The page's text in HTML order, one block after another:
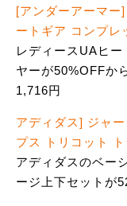
[アンダーアーマー
ートギア コンプレ
レディースUAヒ
ヤーが50%OFFか
1,716円
アディダス] ジャ
プス トリコット
アディダスのベー
ージ上下セットが